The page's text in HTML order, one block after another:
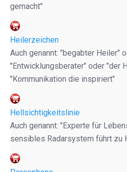
gemacht"
Heilerzeichen
Auch genannt: "begabter Heiler"
"Entwicklungsberater" oder "der
"Kommunikation die inspiriert"
Hellsichtigkeitslinie
Auch genannt: "Experte für
sensibles Radarsystem führt zu